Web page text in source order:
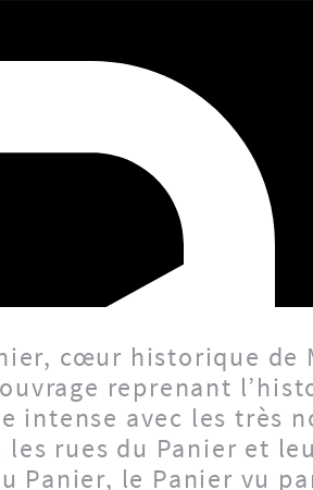
cœur historique
reprenant
intense avec les très
rues du Panier et
Panier, le Panier vu